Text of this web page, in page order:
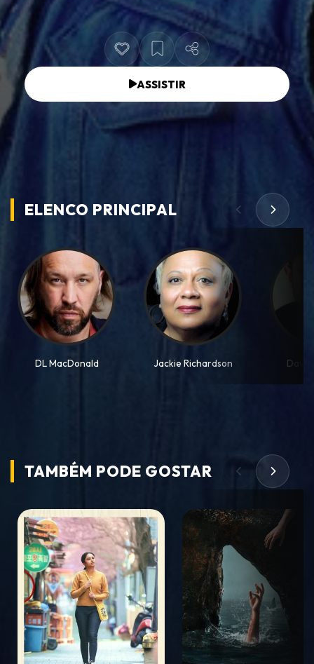
ASSISTIR
ELENCO PRINCIPAL
DL MacDonald Jackie Richardson David
TAMBÉM PODE GOSTAR